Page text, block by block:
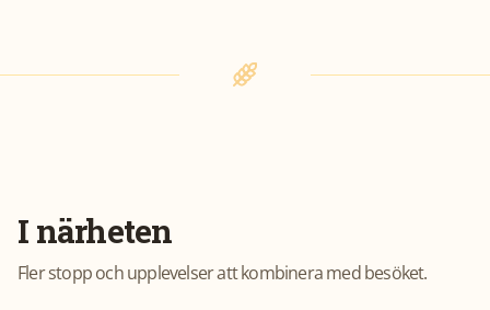
I närheten
Fler stopp och upplevelser att kombinera med besöket.